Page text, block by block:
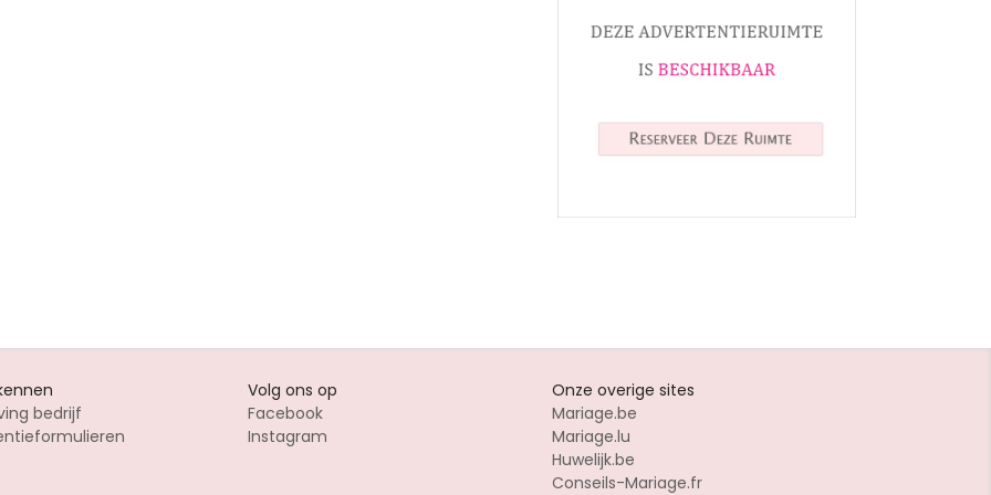
bedrijf
Volg ons op
Facebook
Instagram
Onze overige sites
Mariage.be
Mariage.lu
Huwelijk.be
Conseils-Mariage.fr